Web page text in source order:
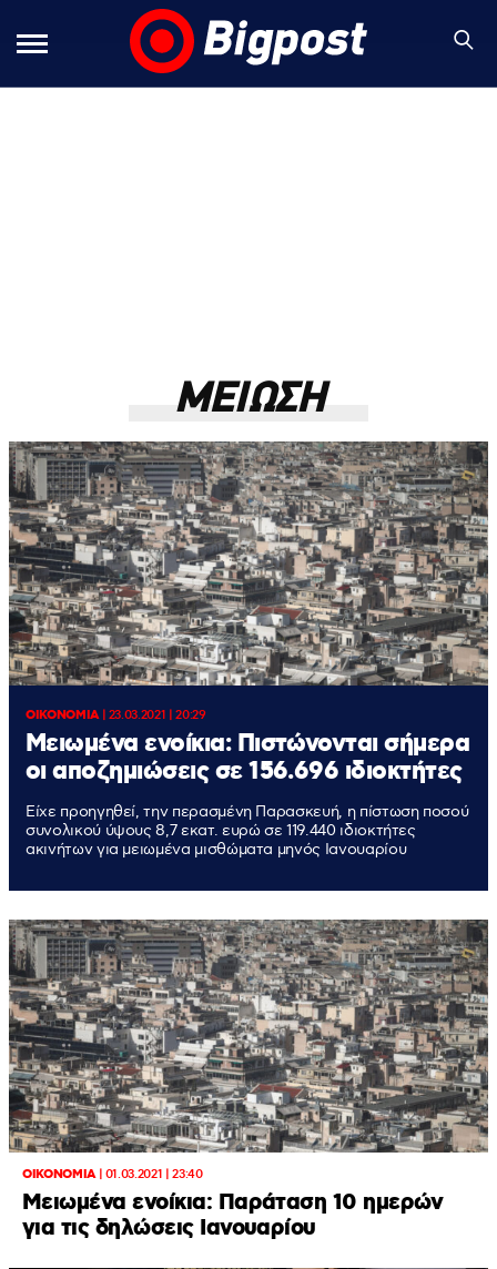
ΜΕΙΩΣΗ
ΟΙΚΟΝΟΜΙΑ| 23.03.2021 | 20:29
Μειωμένα ενοίκια: Πιστώνονται σήμερα
οι αποζημιώσεις σε 156.696 ιδιοκτήτες
Είχε προηγηθεί, την περασμένη Παρασκευή, η πίστωση ποσού
συνολικού ύψους 8,7 εκατ. ευρώ σε 119.440 ιδιοκτήτες
ακινήτων για μειωμένα μισθώματα μηνός Ιανουαρίου
ΟΙΚΟΝΟΜΙΑ| 01.03.2021 | 23:40
Μειωμένα ενοίκια: Παράταση 10 ημερών
για τις δηλώσεις Ιανουαρίου